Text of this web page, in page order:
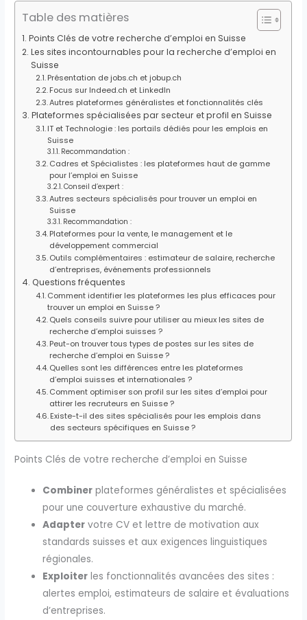
Table des matières
Points Clés de votre recherche d’emploi en Suisse
Les sites incontournables pour la recherche d’emploi en
Suisse
Présentation de jobs.ch et jobup.ch
Focus sur Indeed.ch et LinkedIn
Autres plateformes généralistes et fonctionnalités clés
Plateformes spécialisées par secteur et profil en Suisse
IT et Technologie : les portails dédiés pour les emplois en
Suisse
Recommandation :
Cadres et Spécialistes : les plateformes haut de gamme
pour l’emploi en Suisse
Conseil d’expert :
Autres secteurs spécialisés pour trouver un emploi en
Suisse
Recommandation :
Plateformes pour la vente, le management et le
développement commercial
Outils complémentaires : estimateur de salaire, recherche
d’entreprises, événements professionnels
Questions fréquentes
Comment identifier les plateformes les plus efficaces pour
trouver un emploi en Suisse ?
Quels conseils suivre pour utiliser au mieux les sites de
recherche d’emploi suisses ?
Peut-on trouver tous types de postes sur les sites de
recherche d’emploi en Suisse ?
Quelles sont les différences entre les plateformes
d’emploi suisses et internationales ?
Comment optimiser son profil sur les sites d’emploi pour
attirer les recruteurs en Suisse ?
Existe-t-il des sites spécialisés pour les emplois dans
des secteurs spécifiques en Suisse ?
Points Clés de votre recherche d’emploi en Suisse
Combiner plateformes généralistes et spécialisées
pour une couverture exhaustive du marché.
Adapter votre CV et lettre de motivation aux
standards suisses et aux exigences linguistiques
régionales.
Exploiter les fonctionnalités avancées des sites :
alertes emploi, estimateurs de salaire et évaluations
d’entreprises.